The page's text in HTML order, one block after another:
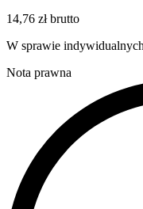
14,76 zł brutto
W sprawie
Nota prawna